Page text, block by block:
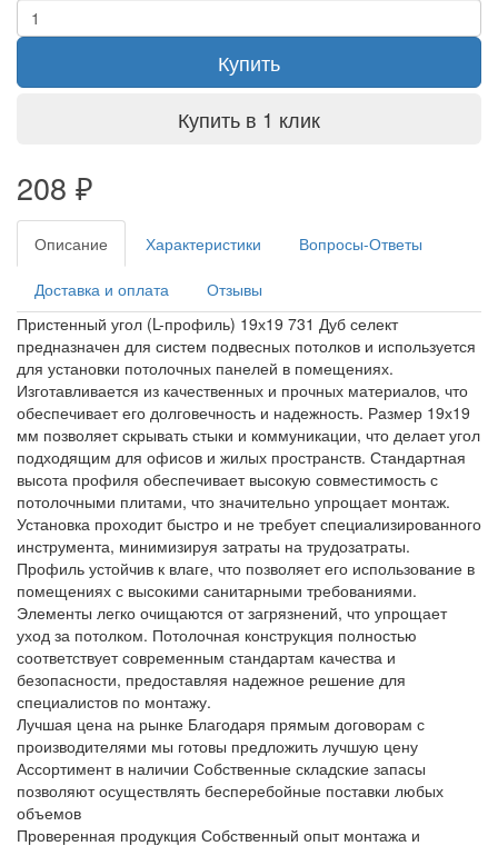
Купить
Купить в 1 клик
208 ₽
Описание Характеристики Вопросы-Ответы
Доставка и оплата
Отзывы
Пристенный угол (L-профиль) 19х19 731 Дуб селект
предназначен для систем подвесных потолков и используется
для установки потолочных панелей в помещениях.
Изготавливается из качественных и прочных материалов, что
обеспечивает его долговечность и надежность. Размер 19х19
мм позволяет скрывать стыки и коммуникации, что делает угол
подходящим для офисов и жилых пространств. Стандартная
высота профиля обеспечивает высокую совместимость с
потолочными плитами, что значительно упрощает монтаж.
Установка проходит быстро и не требует специализированного
инструмента, минимизируя затраты на трудозатраты.
Профиль устойчив к влаге, что позволяет его использование в
помещениях с высокими санитарными требованиями.
Элементы легко очищаются от загрязнений, что упрощает
уход за потолком. Потолочная конструкция полностью
соответствует современным стандартам качества и
безопасности, предоставляя надежное решение для
специалистов по монтажу.
Лучшая цена на рынке Благодаря прямым договорам с
производителями мы готовы предложить лучшую цену
Ассортимент в наличии Собственные складские запасы
позволяют осуществлять бесперебойные поставки любых
объемов
Проверенная продукция Собственный опыт монтажа и